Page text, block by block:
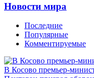
Новости мира
Последние
Популярные
Комментируемые
В Косово премьер-